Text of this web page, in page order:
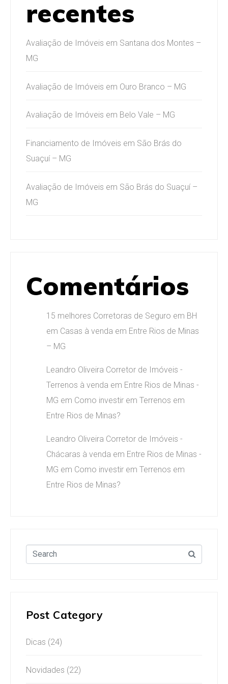
recentes
Avaliação de Imóveis em Santana dos Montes –
MG
Avaliação de Imóveis em Ouro Branco – MG
Avaliação de Imóveis em Belo Vale – MG
Financiamento de Imóveis em São Brás do
Suaçuí – MG
Avaliação de Imóveis em São Brás do Suaçuí –
MG
Comentários
15 melhores Corretoras de Seguro em BH
em Casas à venda em Entre Rios de Minas
– MG
Leandro Oliveira Corretor de Imóveis -
Terrenos à venda em Entre Rios de Minas -
MG em Como investir em Terrenos em
Entre Rios de Minas?
Leandro Oliveira Corretor de Imóveis -
Chácaras à venda em Entre Rios de Minas -
MG em Como investir em Terrenos em
Entre Rios de Minas?
Post Category
Dicas (24)
Novidades (22)